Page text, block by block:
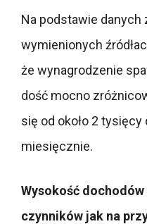
Na podstawie
wymienionych
że wynagrodzenie
dość mocno
się od około 2
miesięcznie.
Wysokość
czynników jak na